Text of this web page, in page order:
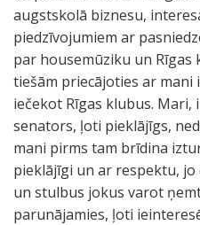
augstskolā biznesu,
piedzīvojumiem ar
par housemūziku un Rīgas
tiešām priecājoties ar
iečekot Rīgas klubus. Mari,
senators, ļoti pieklājīgs,
mani pirms tam brīdina
pieklājīgi un ar respektu,
un stulbus jokus varot
parunājamies, ļoti